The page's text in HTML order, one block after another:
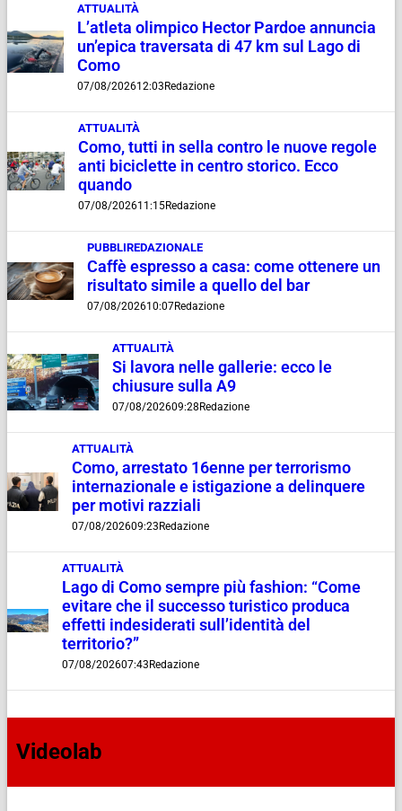
ATTUALITÀ
L’atleta olimpico Hector Pardoe annuncia
un’epica traversata di 47 km sul Lago di
Como
07/08/202612:03Redazione
ATTUALITÀ
Como, tutti in sella contro le nuove regole
anti biciclette in centro storico. Ecco
quando
07/08/202611:15Redazione
PUBBLIREDAZIONALE
Caffè espresso a casa: come ottenere un
risultato simile a quello del bar
07/08/202610:07Redazione
ATTUALITÀ
Si lavora nelle gallerie: ecco le
chiusure sulla A9
07/08/202609:28Redazione
ATTUALITÀ
Como, arrestato 16enne per terrorismo
internazionale e istigazione a delinquere
per motivi razziali
07/08/202609:23Redazione
ATTUALITÀ
Lago di Como sempre più fashion: “Come
evitare che il successo turistico produca
effetti indesiderati sull’identità del
territorio?”
07/08/202607:43Redazione
Videolab